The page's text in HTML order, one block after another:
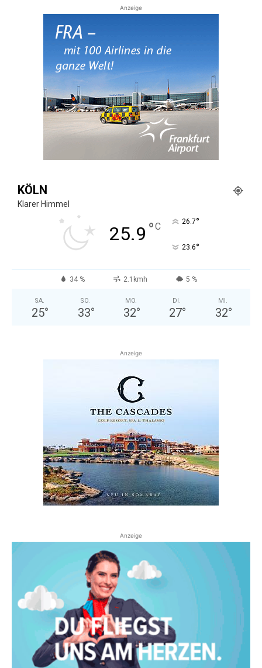
Anzeige
KÖLN
Klarer Himmel
25.9 °C 26.7°
23.6°
34 % 2.1kmh 5 %
SA.
25°
SO.
33°
MO.
32°
DI.
27°
MI.
32°
Anzeige
Anzeige